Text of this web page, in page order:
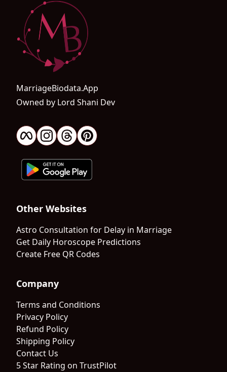
MarriageBiodata.App
Owned by Lord Shani Dev
Other Websites
Astro Consultation for Delay in Marriage
Get Daily Horoscope Predictions
Create Free QR Codes
Company
Terms and Conditions
Privacy Policy
Refund Policy
Shipping Policy
Contact Us
5 Star Rating on TrustPilot